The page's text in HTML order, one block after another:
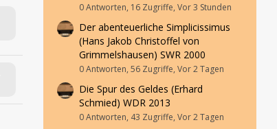
0 Antworten, 16 Zugriffe, Vor 3 Stunden
Der abenteuerliche Simplicissimus
(Hans Jakob Christoffel von
Grimmelshausen) SWR 2000
0 Antworten, 56 Zugriffe, Vor 2 Tagen
Die Spur des Geldes (Erhard
Schmied) WDR 2013
0 Antworten, 43 Zugriffe, Vor 2 Tagen